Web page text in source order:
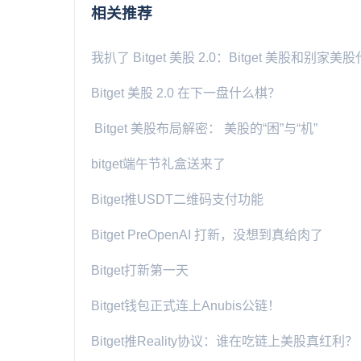
相关推荐
我扒了 Bitget 美股 2.0：Bitget 美股和别家美股
Bitget 美股 2.0 在下一盘什么棋？
Bitget 美股布局解密： 美股的“困”与“机”
bitget端午节礼盒送来了
Bitget推USDT二维码支付功能
Bitget PreOpenAI 打新，没想到真给肉了
Bitget打新第一天
Bitget钱包正式连上Anubis公链！
Bitget推Reality协议：谁在吃链上美股真红利？